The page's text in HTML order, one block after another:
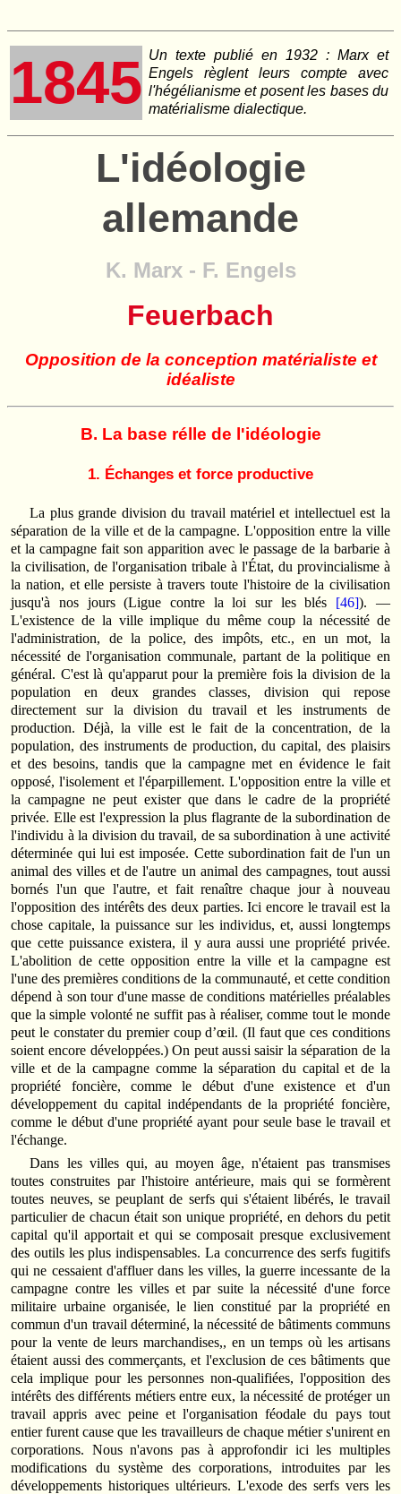
1845 Un texte publié en 1932 : Marx et
Engels règlent leurs compte avec
l'hégélianisme et posent les bases du
matérialisme dialectique.
L'idéologie
allemande
K. Marx - F. Engels
Feuerbach
Opposition de la conception matérialiste et
idéaliste
B. La base rélle de l'idéologie
1. Échanges et force productive
La plus grande division du travail matériel et intellectuel est la
séparation de la ville et de la campagne. L'opposition entre la ville
et la campagne fait son apparition avec le passage de la barbarie à
la civilisation, de l'organisation tribale à l'État, du provincialisme à
la nation, et elle persiste à travers toute l'histoire de la civilisation
jusqu'à nos jours (Ligue contre la loi sur les blés [46]). —
L'existence de la ville implique du même coup la nécessité de
l'administration, de la police, des impôts, etc., en un mot, la
nécessité de l'organisation communale, partant de la politique en
général. C'est là qu'apparut pour la première fois la division de la
population en deux grandes classes, division qui repose
directement sur la division du travail et les instruments de
production. Déjà, la ville est le fait de la concentration, de la
population, des instruments de production, du capital, des plaisirs
et des besoins, tandis que la campagne met en évidence le fait
opposé, l'isolement et l'éparpillement. L'opposition entre la ville et
la campagne ne peut exister que dans le cadre de la propriété
privée. Elle est l'expression la plus flagrante de la subordination de
l'individu à la division du travail, de sa subordination à une activité
déterminée qui lui est imposée. Cette subordination fait de l'un un
animal des villes et de l'autre un animal des campagnes, tout aussi
bornés l'un que l'autre, et fait renaître chaque jour à nouveau
l'opposition des intérêts des deux parties. Ici encore le travail est la
chose capitale, la puissance sur les individus, et, aussi longtemps
que cette puissance existera, il y aura aussi une propriété privée.
L'abolition de cette opposition entre la ville et la campagne est
l'une des premières conditions de la communauté, et cette condition
dépend à son tour d'une masse de conditions matérielles préalables
que la simple volonté ne suffit pas à réaliser, comme tout le monde
peut le constater du premier coup d’œil. (Il faut que ces conditions
soient encore développées.) On peut aussi saisir la séparation de la
ville et de la campagne comme la séparation du capital et de la
propriété foncière, comme le début d'une existence et d'un
développement du capital indépendants de la propriété foncière,
comme le début d'une propriété ayant pour seule base le travail et
l'échange.
Dans les villes qui, au moyen âge, n'étaient pas transmises
toutes construites par l'histoire antérieure, mais qui se formèrent
toutes neuves, se peuplant de serfs qui s'étaient libérés, le travail
particulier de chacun était son unique propriété, en dehors du petit
capital qu'il apportait et qui se composait presque exclusivement
des outils les plus indispensables. La concurrence des serfs fugitifs
qui ne cessaient d'affluer dans les villes, la guerre incessante de la
campagne contre les villes et par suite la nécessité d'une force
militaire urbaine organisée, le lien constitué par la propriété en
commun d'un travail déterminé, la nécessité de bâtiments communs
pour la vente de leurs marchandises,, en un temps où les artisans
étaient aussi des commerçants, et l'exclusion de ces bâtiments que
cela implique pour les personnes non-qualifiées, l'opposition des
intérêts des différents métiers entre eux, la nécessité de protéger un
travail appris avec peine et l'organisation féodale du pays tout
entier furent cause que les travailleurs de chaque métier s'unirent en
corporations. Nous n'avons pas à approfondir ici les multiples
modifications du système des corporations, introduites par les
développements historiques ultérieurs. L'exode des serfs vers les